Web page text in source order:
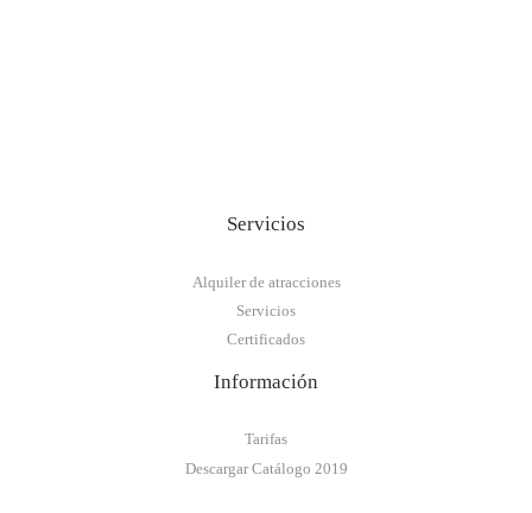
Servicios
Alquiler de atracciones
Servicios
Certificados
Información
Tarifas
Descargar Catálogo 2019